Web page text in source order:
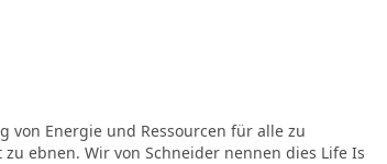
von Energie und Ressourcen für alle zu
ebnen. Wir von Schneider nennen dies Life Is